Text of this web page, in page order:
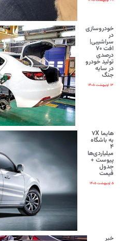
خودروسازی
در
سراشیبی|
افت ۷۰
درصدی
تولید خودرو
در سایه
جنگ
۱۳ اردیبهشت ۱۴۰۵
هایما ۷X
به باشگاه
۴
میلیاردی‌ها
پیوست +
جدول
قیمت
۵ اردیبهشت ۱۴۰۵
خبر